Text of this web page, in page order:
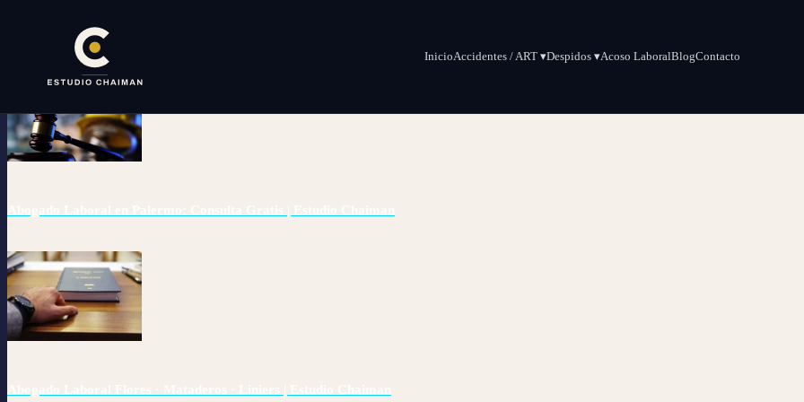
InicioAccidentes / ART ▾Despidos ▾Acoso LaboralBlogContacto